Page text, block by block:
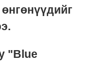
"Blue